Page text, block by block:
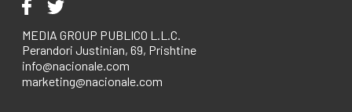
MEDIA GROUP PUBLICO L.L.C.
Perandori Justinian, 69, Prishtine
info@nacionale.com
marketing@nacionale.com